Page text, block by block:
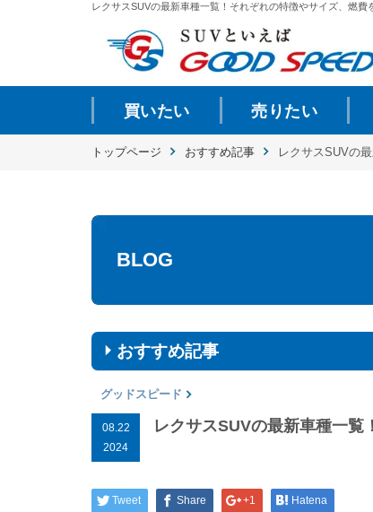
レクサスSUVの最新車種一覧！それぞれの特徴やサイズ、燃
買いたい 売りたい
トップページ おすすめ記事 レクサスSUVの
BLOG
おすすめ記事
グッドスピード
08.22
2024
レクサスSUVの最新車種一覧
Tweet Share +1 Hatena